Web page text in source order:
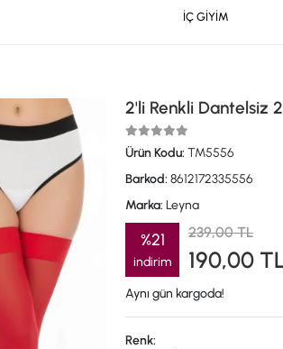
İÇ GİYİM
2'li Renkli Dantelsiz
Ürün Kodu: TM5556
Barkod: 8612172335556
Marka: Leyna
%21
indirim
239,00 TL
190,00
Aynı gün kargoda!
Renk: